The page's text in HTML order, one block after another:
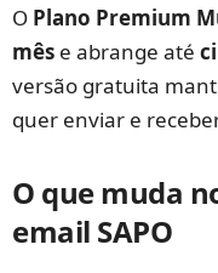
O Plano Premium
mês e abrange até
versão gratuita
quer enviar e
O que muda
email SAPO